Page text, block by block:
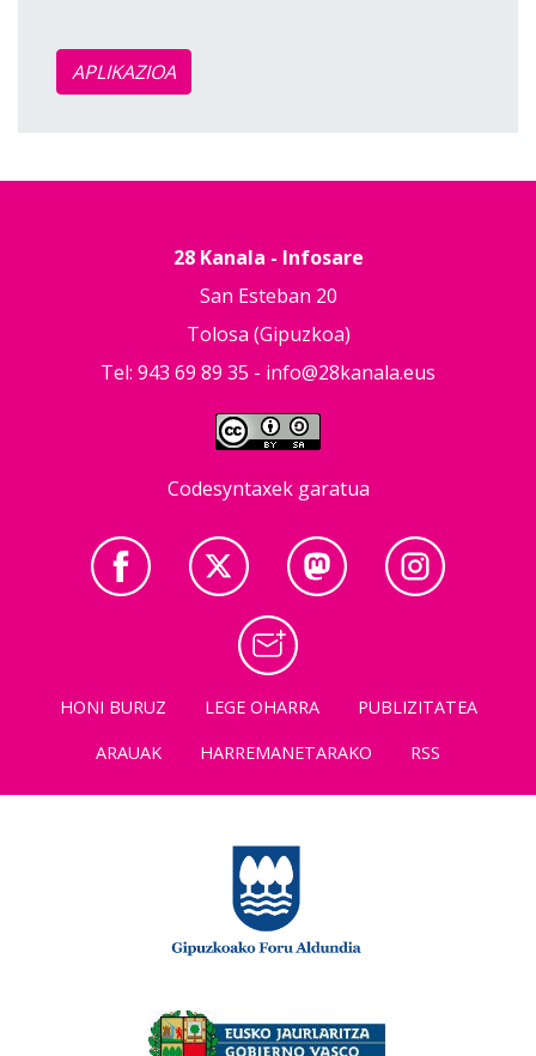
APLIKAZIOA
28 Kanala - Infosare
San Esteban 20
Tolosa (Gipuzkoa)
Tel: 943 69 89 35 - info@28kanala.eus
Codesyntaxek garatua
HONI BURUZ LEGE OHARRA
PUBLIZITATEA
ARAUAK
HARREMANETARAKO RSS